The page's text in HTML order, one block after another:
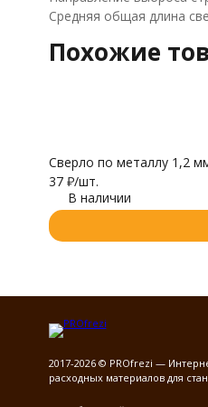
Средняя общая длина
Похожие
Сверло по металлу 1,2
37 ₽/шт.
В наличии
2017-2026 © PROfrezi —
расходных материалов для